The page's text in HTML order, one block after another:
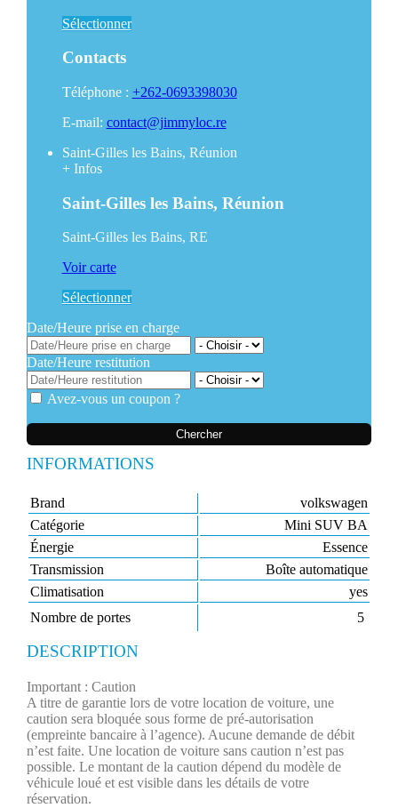
Sélectionner
Contacts
Téléphone : +262-0693398030
E-mail: contact@jimmyloc.re
Saint-Gilles les Bains, Réunion
+Infos
Saint-Gilles les Bains, Réunion
Saint-Gilles les Bains, RE
Voir carte
Sélectionner
Date/Heure prise en charge
Date/Heure restitution
Avez-vous un coupon ?
Chercher
INFORMATIONS
Brand
volkswagen
Catégorie
Mini SUV BA
Énergie
Essence
Transmission
Boîte automatique
Climatisation
yes
Nombre de portes
5
DESCRIPTION
Important : Caution
A titre de garantie lors de votre location de voiture, une
caution sera bloquée sous forme de pré-autorisation
(empreinte bancaire à l’agence). Aucune demande de débit
n’est faite.​ Une location de voiture sans caution n’est pas
possible. Le montant de la caution dépend du modèle de
véhicule loué et est visible dans les détails de votre
réservation.